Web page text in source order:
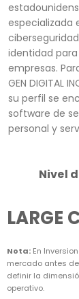
especializada
identidad
empresas.
GEN DIGITAL
su perfil se
software de
personal y
Nivel
LARGE
Nota: En
mercado antes
definir la
operativo.